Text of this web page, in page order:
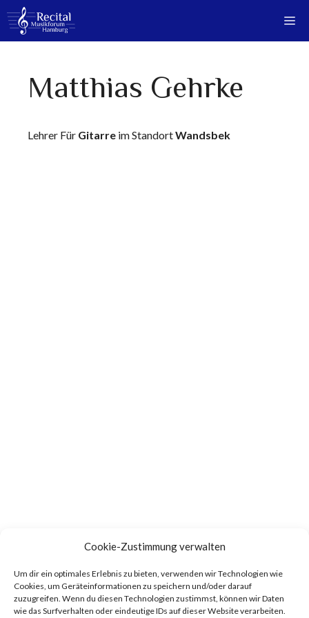
Cookie-Zustimmung verwalten
Um dir ein optimales Erlebnis zu bieten, verwenden wir Technologien wie
Cookies, um Geräteinformationen zu speichern und/oder darauf
zuzugreifen. Wenn du diesen Technologien zustimmst, können wir Daten
wie das Surfverhalten oder eindeutige IDs auf dieser Website verarbeiten.
Inhalt
springen
Matthias Gehrke
Lehrer Für Gitarre im StandortWandsbek